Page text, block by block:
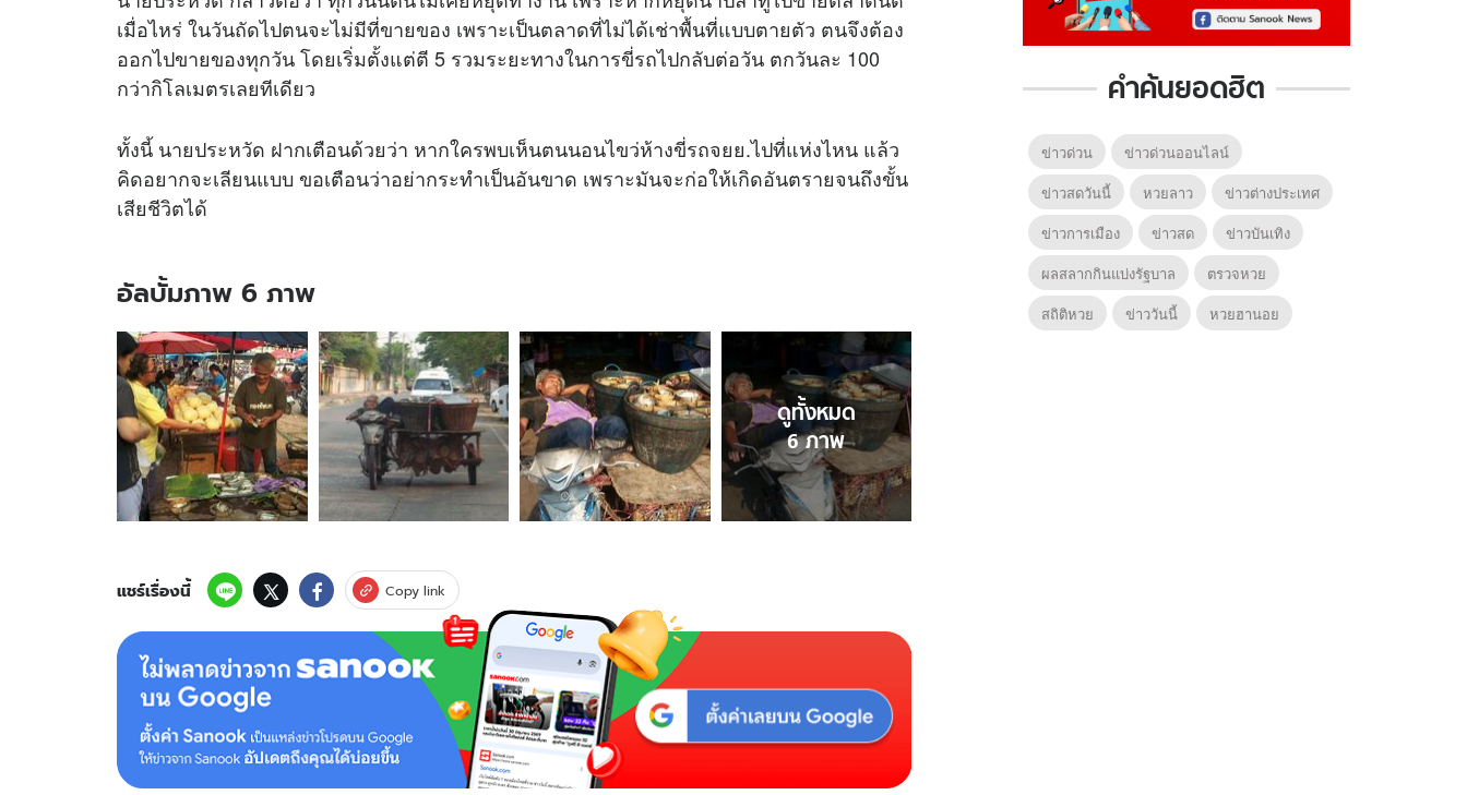
เมื่อไหร่ ในวันถัดไปตนจะไม่มีที่ขายของ เพราะเป็นตลาดที่ไม่ได้เช่าพื้นที่แบบตายตัว ตนจึงต้อง
ออกไปขายของทุกวัน โดยเริ่มตั้งแต่ตี 5 รวมระยะทางในการขี่รถไปกลับต่อวัน ตกวันละ 100
กว่ากิโลเมตรเลยทีเดียว
ทั้งนี้ นายประหวัด ฝากเตือนด้วยว่า หากใครพบเห็นตนนอนไขว่ห้างขี่รถจยย.ไปที่แห่งไหน แล้ว
คิดอยากจะเลียนแบบ ขอเตือนว่าอย่ากระทำเป็นอันขาด เพราะมันจะก่อให้เกิดอันตรายจนถึงขั้น
เสียชีวิตได้
อัลบั้มภาพ 6 ภาพ
อัลบั้ม
ภาพ
6
ภาพ
ของ
ลุง
ชีวิต
นอ
ทู
หลับใน
ตลอด
เวลา
ดูทั้งหมด
6ภาพ
แชร์เรื่องนี้ Copy link
คำค้นยอดฮิต
ข่าวด่วน
ข่าวด่วนออนไลน์
ข่าวสดวันนี้
หวยลาว
ข่าวต่างประเทศ
ข่าวการเมือง
ข่าวสด
ข่าวบันเทิง
ผลสลากกินแบ่งรัฐบาล
ตรวจหวย
สถิติหวย
ข่าววันนี้ หวยฮานอย